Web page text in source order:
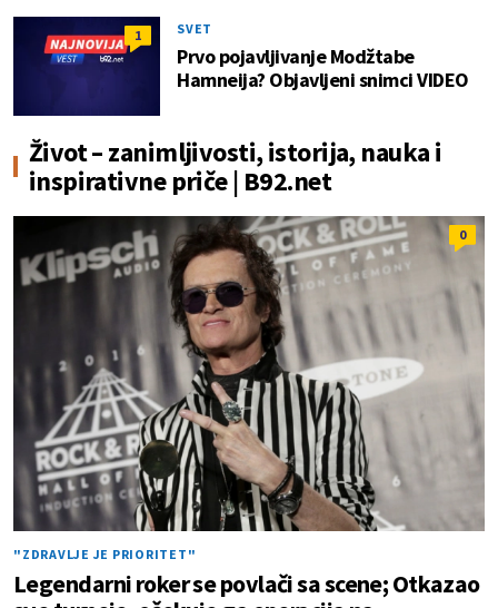
1 SVET
Prvo pojavljivanje Modžtabe
Hamneija? Objavljeni snimci VIDEO
Život – zanimljivosti, istorija, nauka i
inspirativne priče | B92.net
0
"ZDRAVLJE JE PRIORITET"
Legendarni roker se povlači sa scene; Otkazao